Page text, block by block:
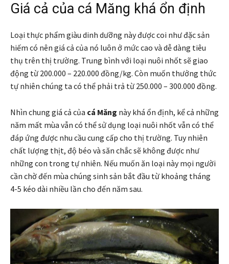
Giá cả của cá Măng khá ổn định
Loại thực phẩm giàu dinh dưỡng này được coi như đặc sản
hiếm có nên giá cả của nó luôn ở mức cao và dễ dàng tiêu
thụ trên thị trường. Trung bình với loại nuôi nhốt sẽ giao
động từ 200.000 – 220.000 đồng/kg. Còn muốn thưởng thức
tự nhiên chúng ta có thể phải trả từ 250.000 – 300.000 đồng.
Nhìn chung giá cả của cá Măng này khá ổn định, kể cả những
năm mất mùa vẫn có thể sử dụng loại nuôi nhốt vẫn có thể
đáp ứng được nhu cầu cung cấp cho thị trường. Tuy nhiên
chất lượng thịt, độ béo và săn chắc sẽ không được như
những con trong tự nhiên. Nếu muốn ăn loại này mọi người
cần chờ đến mùa chúng sinh sản bắt đầu từ khoảng tháng
4-5 kéo dài nhiều lần cho đến năm sau.